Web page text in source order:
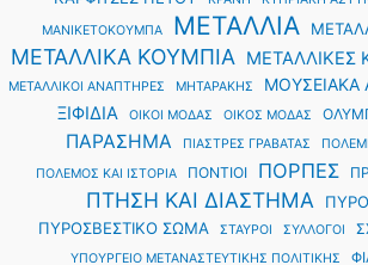
ΜΑΝΙΚΕΤΟΚΟΥΜΠΑ ΜΕΤΑΛΛΙΑ
ΜΕΤΑΛΛΙΚΑ ΚΟΥΜΠΙΑ ΜΕΤΑΛΛΙΚΕΣ
ΜΕΤΑΛΛΙΚΟΙ ΑΝΑΠΤΗΡΕΣ ΜΗΤΑΡΑΚΗΣ ΜΟΥΣΕΙΑΚΑ
ΞΙΦΙΔΙΑ ΟΙΚΟΙ ΜΟΔΑΣ ΟΙΚΟΣ ΜΟΔΑΣ
ΠΑΡΑΣΗΜΑ ΠΙΑΣΤΡΕΣ ΓΡΑΒΑΤΑΣ
ΠΟΛΕΜΟΣ ΚΑΙ ΙΣΤΟΡΙΑ
ΠΟΝΤΙΟΙ ΠΟΡΠΕΣ
ΠΤΗΣΗ ΚΑΙ ΔΙΑΣΤΗΜΑ
ΠΥΡΟΣΒΕΣΤΙΚΟ ΣΩΜΑ
ΣΤΑΥΡΟΙ ΣΥΛΛΟΓΟΙ
ΥΠΟΥΡΓΕΙΟ ΜΕΤΑΝΑΣΤΕΥΤΙΚΗΣ ΠΟΛΙΤΙΚΗΣ